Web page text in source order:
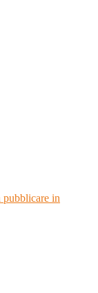
pubblicare in